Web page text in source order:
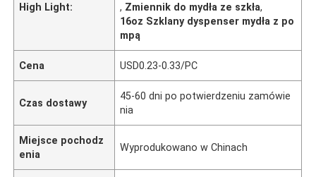
High Light:
, Zmiennik do mydła ze szkła,
16oz Szklany dyspenser mydła z po
mpą
Cena USD0.23-0.33/PC
Czas dostawy
45-60 dni po potwierdzeniu zamówie
nia
Miejsce pochodz
enia
Wyprodukowano w Chinach